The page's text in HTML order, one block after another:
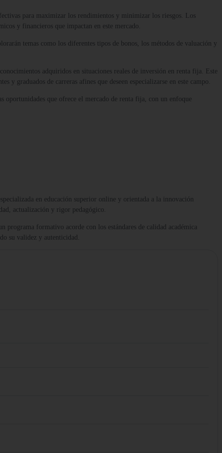
para maximizar los rendimientos y minimizar los riesgos. Los
y financieros que impactan en este mercado.
temas como los diferentes tipos de bonos, los métodos de valuación y
adquiridos en situaciones reales de inversión en renta fija. Este
y graduados de carreras afines que deseen especializarse en este campo.
que ofrece el mercado de renta fija, con un enfoque
en educación superior online y orientada a la innovación
actualización y rigor pedagógico.
formativo acorde con los estándares de calidad académica
su validez y autenticidad.